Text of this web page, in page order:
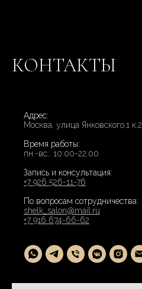
КОНТАКТЫ
Адрес:
Москва, улица Янковского,1 к.2
Время работы:
пн.-вс.: 10:00-22:00
Запись и консультация:
+7 926 526-11-76
По вопросам сотрудничества:
shelk_salon@mail.ru
+7 916 674-66-62